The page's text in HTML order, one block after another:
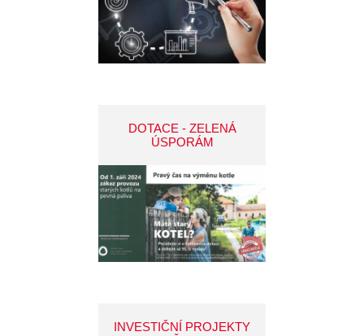
DOTACE - ZELENÁ
ÚSPORÁM
INVESTIČNÍ PROJEKTY